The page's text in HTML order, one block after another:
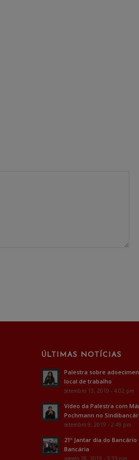
ÚLTIMAS NOTÍCIAS
Palestra sobre
local de trabalho
setembro 13, 2019 - 4:02 pm
Vídeo da Palestra com
Pochmann no
setembro 9, 2019 - 2:49 pm
21º Jantar dia do Bancário
Bancária
agosto 28, 2019 - 3:33 pm